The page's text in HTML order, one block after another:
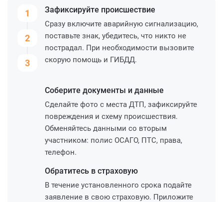
1
2
3
Зафиксируйте происшествие
Сразу включите аварийную сигнализацию,
поставьте знак, убедитесь, что никто не
пострадал. При необходимости вызовите
скорую помощь и ГИБДД.
Соберите документы и данные
Сделайте фото с места ДТП, зафиксируйте
повреждения и схему происшествия.
Обменяйтесь данными со вторым
участником: полис ОСАГО, ПТС, права,
телефон.
Обратитесь в страховую
В течение установленного срока подайте
заявление в свою страховую. Приложите